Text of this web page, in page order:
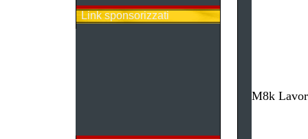
Link sponsorizzati
M8k